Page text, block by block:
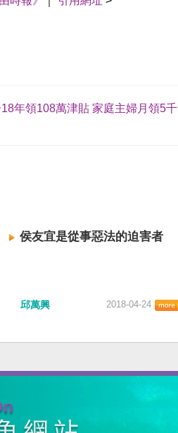
年領108萬津貼 家庭主婦月領5千
侯友宜是從事惡法的迫害者
邱萬興 2018-04-24